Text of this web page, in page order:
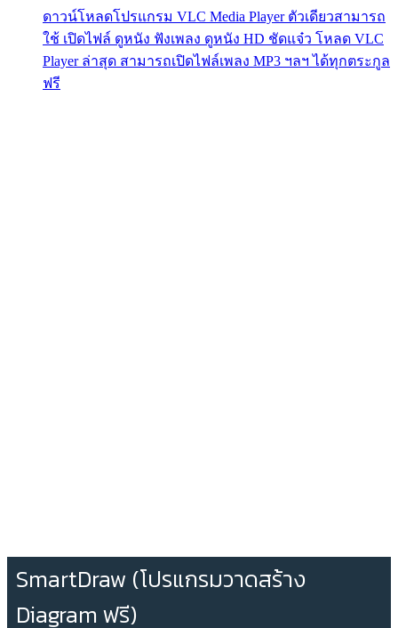
ดาวน์โหลดโปรแกรม VLC Media Player ตัวเดียวสามารถ
ใช้ เปิดไฟล์ ดูหนัง ฟังเพลง ดูหนัง HD ชัดแจ๋ว โหลด VLC
Player ล่าสุด สามารถเปิดไฟล์เพลง MP3 ฯลฯ ได้ทุกตระกูล
ฟรี
SmartDraw (โปรแกรมวาดสร้าง
Diagram ฟรี)